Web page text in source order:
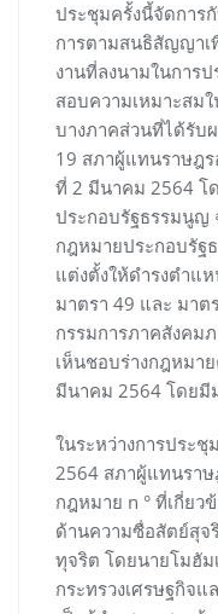
ประชุมครั้งนี้จัดการ
การตามสนธิสัญญาเ
งานที่ลงนามในการป
สอบความเหมาะสม
บางภาคส่วนที่ได้รับ
19 สภาผู้แทนราษฎ
ที่ 2 มีนาคม 2564 โ
ประกอบรัฐธรรมนูญ
กฎหมายประกอบรัฐ
แต่งตั้งให้ดำรงตำ
มาตรา 49 และ มา
กรรมการภาคสังคม
เห็นชอบร่างกฎหมา
มีนาคม 2564 โดยมี
ในระหว่างการประ
2564 สภาผู้แทนรา
กฎหมาย n ° ที่เกี่ย
ด้านความซื่อสัตย์สุจ
ทุจริต โดยนายโมฮั
กระทรวงเศรษฐกิจแ